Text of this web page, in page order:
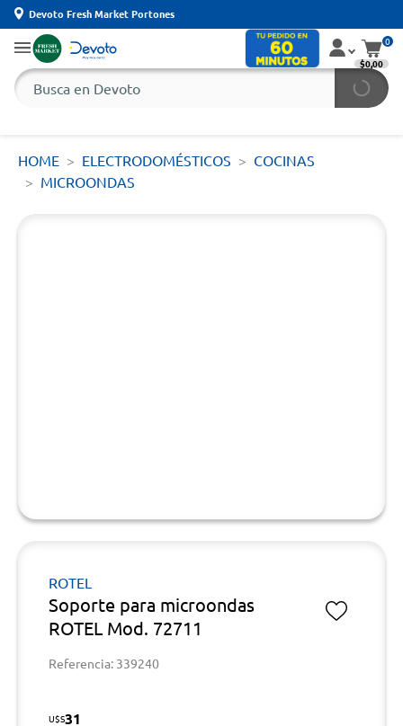
Devoto Fresh Market Portones
0
$0,00
HOME ELECTRODOMÉSTICOS
COCINAS
MICROONDAS
ROTEL
Soporte para microondas
ROTEL Mod. 72711
Referencia: 339240
U$S31